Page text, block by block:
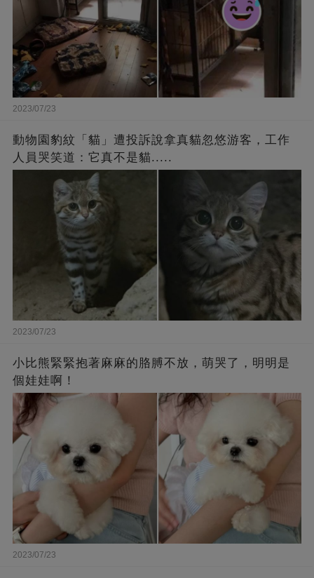
2023/07/23
動物園豹紋「貓」遭投訴說拿真貓忽悠游客，工作
人員哭笑道：它真不是貓.....
2023/07/23
小比熊緊緊抱著麻麻的胳膊不放，萌哭了，明明是
個娃娃啊！
2023/07/23